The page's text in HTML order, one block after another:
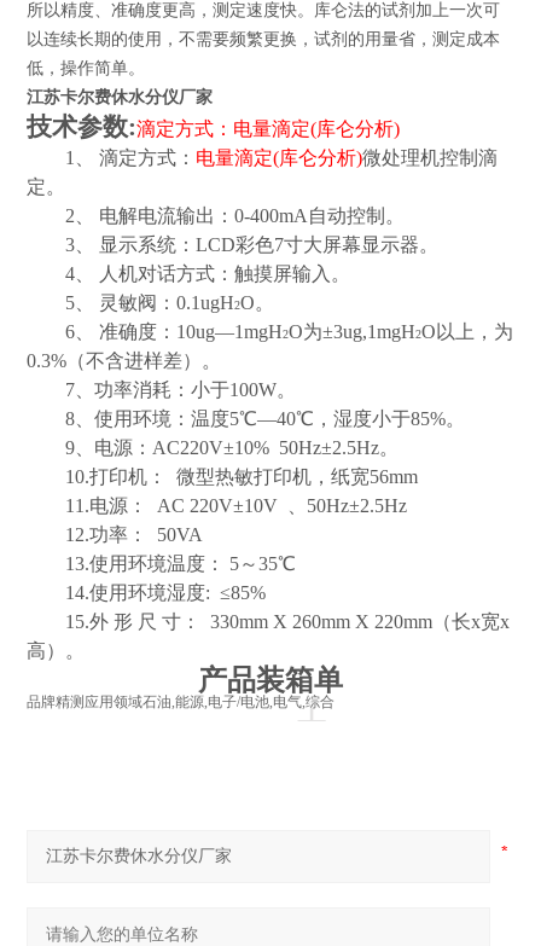
所以精度、准确度更高，测定速度快。库仑法的试剂加上一次可
以连续长期的使用，不需要频繁更换，试剂的用量省，测定成本
低，操作简单。
江苏卡尔费休水分仪厂家
技术参数:滴定方式：电量滴定(库仑分析)
1、 滴定方式： 电量滴定(库仑分析)微处理机控制滴
定。
2、 电解电流输出：0-400mA自动控制。
3、 显示系统：LCD彩色7寸大屏幕显示器。
4、 人机对话方式：触摸屏输入。
5、 灵敏阀：0.1ugH2O。
6、 准确度： 10ug—1mgH2O为±3ug,1mgH2O以上，为
0.3% （不含进样差）。
7、功率消耗：小于100W。
8、使用环境：温度5℃—40℃，湿度小于85%。
9、电源：AC220V±10% 50Hz±2.5Hz。
10.打印机： 微型热敏打印机，纸宽56mm
11.电源： AC 220V±10V 、 50Hz±2.5Hz
12.功率：
50VA
13.使用环境温度： 5～35℃
14.使用环境湿度: ≤85%
15.外 形 尺 寸： 330mm X 260mm X 220mm （长x宽x
高）。
产品装箱单
+
品牌精测 应用领域石油,能源,电子/电池,电气,综合